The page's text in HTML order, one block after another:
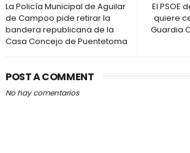
El PSOE
quiere
Guardia
La Policía Municipal de Aguilar
de Campoo pide retirar la
bandera republicana de la
Casa Concejo de Puentetoma
POST A COMMENT
No hay comentarios